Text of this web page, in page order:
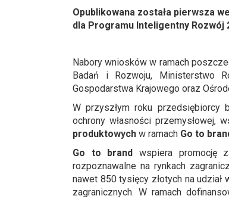
Opublikowana została pierwsza
dla Programu Inteligentny Rozwój
Nabory wniosków w ramach
Badań i Rozwoju, Ministerstwo
Gospodarstwa Krajowego oraz
W przyszłym roku przedsiębiorcy
ochrony własności przemysłowej,
produktowych w ramach Go to
Go to brand wspiera promocję
rozpoznawalne na rynkach
nawet 850 tysięcy złotych na
zagranicznych. W ramach